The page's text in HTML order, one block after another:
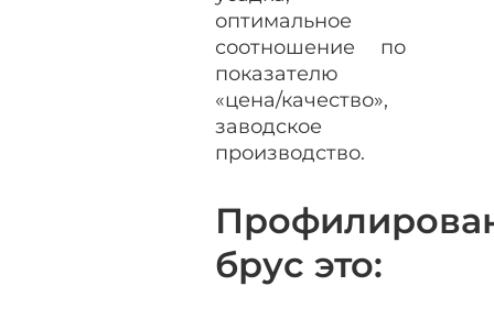
оптимальное
соотношение по
показателю
«цена/качество»,
заводское
производство.
брус это: